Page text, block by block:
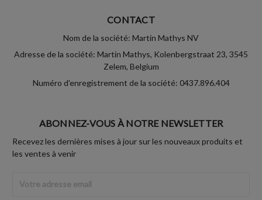
CONTACT
Nom de la société: Martin Mathys NV
Adresse de la société: Martin Mathys, Kolenbergstraat 23, 3545
Zelem, Belgium
Numéro d'enregistrement de la société: 0437.896.404
ABONNEZ-VOUS À NOTRE NEWSLETTER
Recevez les dernières mises à jour sur les nouveaux produits et
les ventes à venir
Email